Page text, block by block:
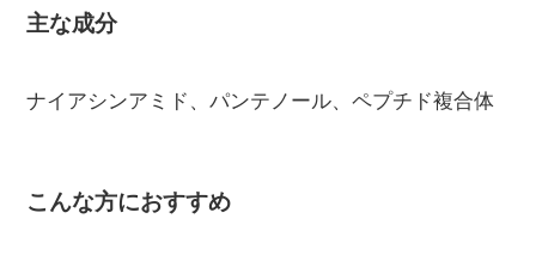
主な成分
ナイアシンアミド、パンテノール、ペプチド複合体
こんな方におすすめ